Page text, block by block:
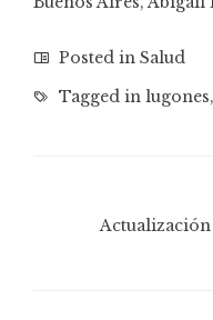
Posted in Salud
Tagged in lugones,